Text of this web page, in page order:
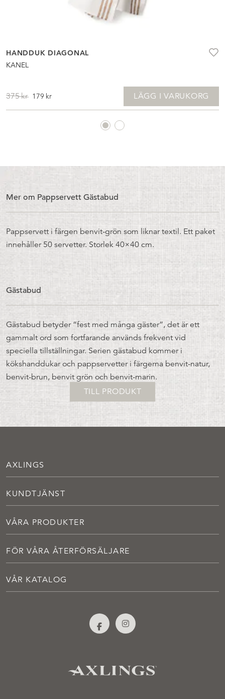
HANDDUK DIAGONAL
KANEL
375kr DET
URSPRUNGLIGA
179 krDET
NUVARANDE
LÄGG I VARUKORG
Mer om Pappservett Gästabud
Pappservett i färgen benvit-grön som liknar textil. Ett paket
innehåller 50 servetter. Storlek 40×40 cm.
Gästabud
Gästabud betyder “fest med många gäster”, det är ett
gammalt ord som fortfarande används frekvent vid
speciella tillställningar. Serien gästabud kommer i
kökshanddukar och pappservetter i färgerna benvit-natur,
benvit-brun, benvit grön och benvit-marin.
TILL PRODUKT
AXLINGS
KUNDTJÄNST
VÅRA PRODUKTER
FÖR VÅRA ÅTERFÖRSÄLJARE
VÅR KATALOG